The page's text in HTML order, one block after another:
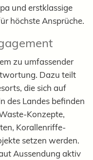
und erstklassige
höchste Ansprüche.
zu umfassender
Dazu teilt
die sich auf
des Landes befinden
Konzepte,
Korallenriffe-
setzen werden.
Aussendung aktiv